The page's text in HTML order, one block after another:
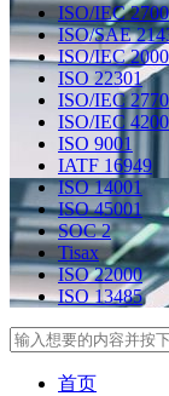
ISO/IEC
ISO/SAE
ISO/IEC
ISO 22301
ISO/IEC
ISO/IEC
ISO 9001
IATF 16949
ISO 14001
ISO 45001
SOC 2
Tisax
ISO 22000
ISO 13485
首页